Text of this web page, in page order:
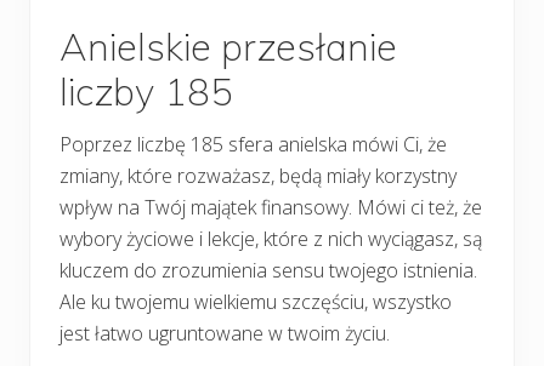
Anielskie przesłanie
liczby 185
Poprzez liczbę 185 sfera anielska mówi Ci, że
zmiany, które rozważasz, będą miały korzystny
wpływ na Twój majątek finansowy. Mówi ci też, że
wybory życiowe i lekcje, które z nich wyciągasz, są
kluczem do zrozumienia sensu twojego istnienia.
Ale ku twojemu wielkiemu szczęściu, wszystko
jest łatwo ugruntowane w twoim życiu.